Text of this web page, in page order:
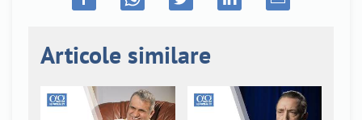
Articole similare